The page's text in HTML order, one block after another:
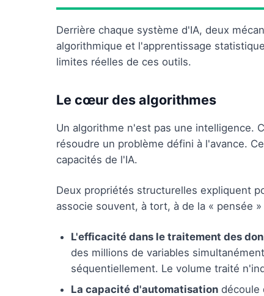
Derrière chaque système d'IA, deux
algorithmique et l'apprentissage
limites réelles de ces outils.
Le cœur des algorithmes
Un algorithme n'est pas une intelligence.
résoudre un problème défini à l'avance.
capacités de l'IA.
Deux propriétés structurelles expliquent
associe souvent, à tort, à de la « pensée »
L'efficacité dans le traitement des
des millions de variables
séquentiellement. Le volume traité
La capacité d'automatisation découle